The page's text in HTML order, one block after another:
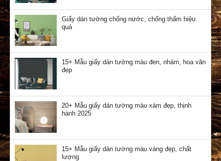
Giấy dán tường chống nước, chống thấm hiệu
quả
15+ Mẫu giấy dán tường màu đen, nhám, hoa văn
đẹp
20+ Mẫu giấy dán tường màu xám đẹp, thịnh
hành 2025
15+ Mẫu giấy dán tường màu vàng đẹp, chất
lượng